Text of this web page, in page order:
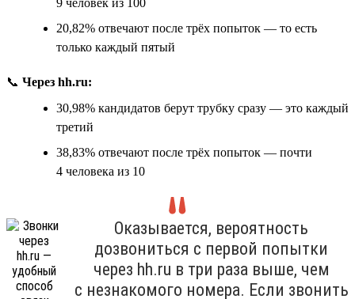
20,82% отвечают после трёх попыток — то есть
только каждый пятый
📞 Через hh.ru:
30,98% кандидатов берут трубку сразу — это каждый
третий
38,83% отвечают после трёх попыток — почти
4 человека из 10
Оказывается, вероятность
дозвониться с первой попытки
через hh.ru в три раза выше, чем
с незнакомого номера. Если звонить